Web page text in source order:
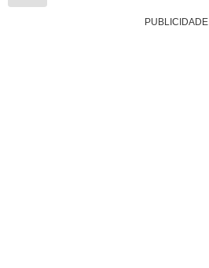
PUBLICIDADE